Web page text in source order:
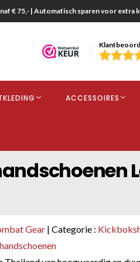
€ 75,- | Automatisch sparen voor extra
ACCESSOIRES
Gear | Categorie :